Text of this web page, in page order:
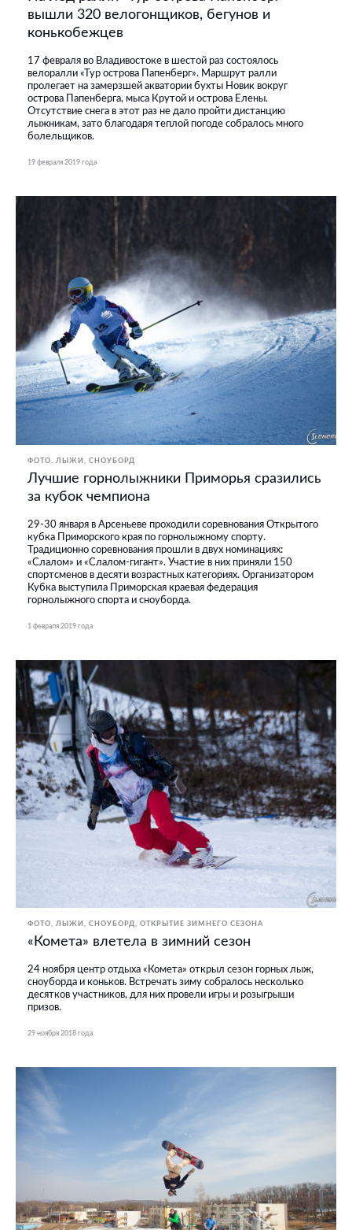
вышли 320 велогонщиков, бегунов и
конькобежцев
17 февраля во Владивостоке в шестой раз состоялось
велоралли «Тур острова Папенберг». Маршрут ралли
пролегает на замерзшей акватории бухты Новик вокруг
острова Папенберга, мыса Крутой и острова Елены.
Отсутствие снега в этот раз не дало пройти дистанцию
лыжникам, зато благодаря теплой погоде собралось много
болельщиков.
19 февраля 2019 года
ФОТО ЛЫЖИ, СНОУБОРД
Лучшие горнолыжники Приморья сразились
за кубок чемпиона
29-30 января в Арсеньеве проходили соревнования Открытого
кубка Приморского края по горнолыжному спорту.
Традиционно соревнования прошли в двух номинациях:
«Слалом» и «Слалом-гигант». Участие в них приняли 150
спортсменов в десяти возрастных категориях. Организатором
Кубка выступила Приморская краевая федерация
горнолыжного спорта и сноуборда.
1 февраля 2019 года
ФОТО ЛЫЖИ, СНОУБОРД ОТКРЫТИЕ ЗИМНЕГО СЕЗОНА
«Комета» влетела в зимний сезон
24 ноября центр отдыха «Комета» открыл сезон горных лыж,
сноуборда и коньков. Встречать зиму собралось несколько
десятков участников, для них провели игры и розыгрыши
призов.
29 ноября 2018 года